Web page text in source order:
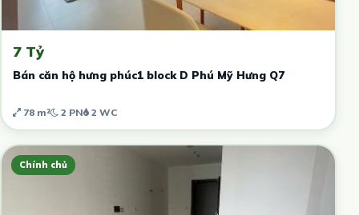
7 Tỷ
Bán căn hộ hưng phúc1 block D Phú Mỹ Hưng Q7
78 m² 2 PN 2 WC
Chính chủ